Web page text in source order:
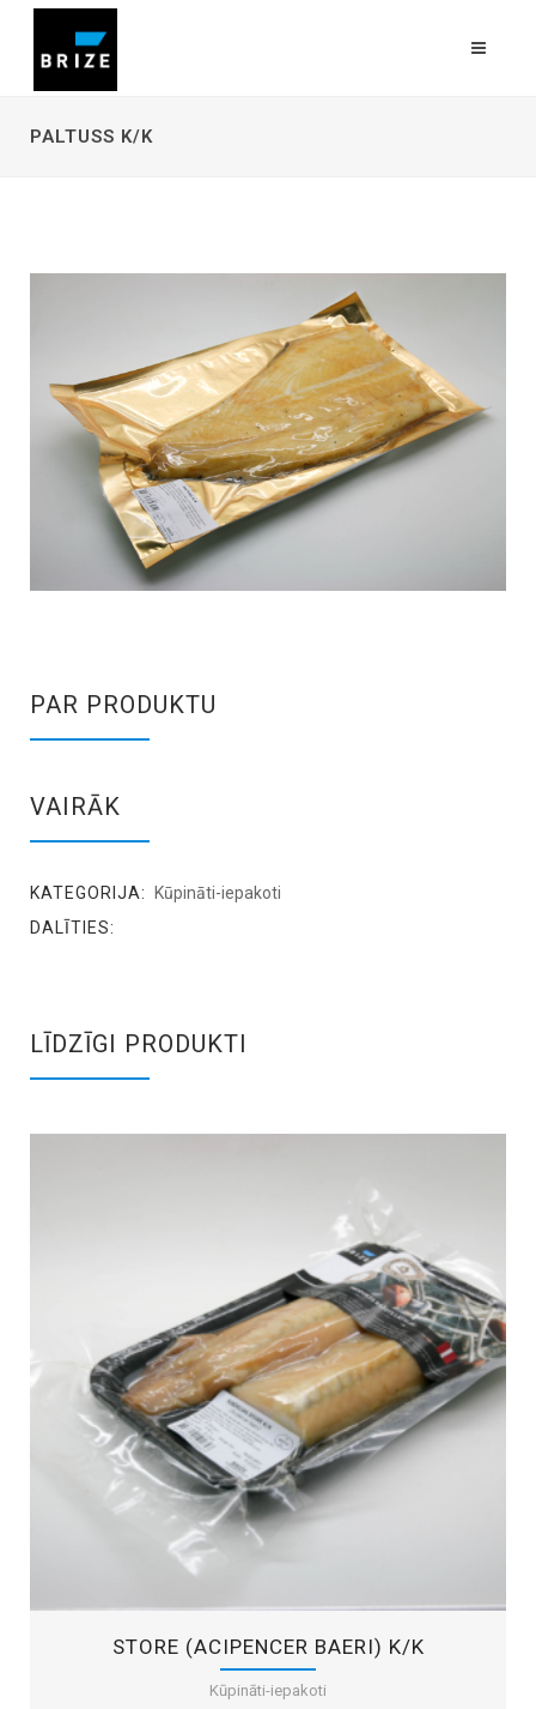
PALTUSS K/K
PAR PRODUKTU
VAIRĀK
KATEGORIJA:
Kūpināti-iepakoti
DALĪTIES:
LĪDZĪGI PRODUKTI
STORE (ACIPENCER BAERI) K/K
Kūpināti-iepakoti